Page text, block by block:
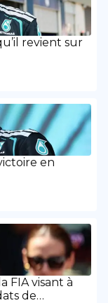
revient sur
en
FIA visant à
de